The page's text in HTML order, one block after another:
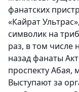
фанатских
«Кайрат
символик на
раз, в том числе
назад фанаты
проспекту Абая,
Выступают за